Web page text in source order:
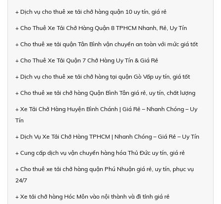
+ Dịch vụ cho thuê xe tải chở hàng quận 10 uy tín, giá rẻ
+ Cho Thuê Xe Tải Chở Hàng Quận 8 TPHCM Nhanh, Rẻ, Uy Tín
+ Cho thuê xe tải quận Tân Bình vận chuyển an toàn với mức giá tốt
+ Cho Thuê Xe Tải Quận 7 Chở Hàng Uy Tín & Giá Rẻ
+ Dịch vụ cho thuê xe tải chở hàng tại quận Gò Vấp uy tín, giá tốt
+ Cho thuê xe tải chở hàng Quận Bình Tân giá rẻ, uy tín, chất lượng
+ Xe Tải Chở Hàng Huyện Bình Chánh | Giá Rẻ – Nhanh Chóng – Uy
Tín
+ Dịch Vụ Xe Tải Chở Hàng TPHCM | Nhanh Chóng – Giá Rẻ – Uy Tín
+ Cung cấp dịch vụ vận chuyển hàng hóa Thủ Đức uy tín, giá rẻ
+ Cho thuê xe tải chở hàng quận Phú Nhuận giá rẻ, uy tín, phục vụ
24/7
+ Xe tải chở hàng Hóc Môn vào nội thành và đi tỉnh giá rẻ